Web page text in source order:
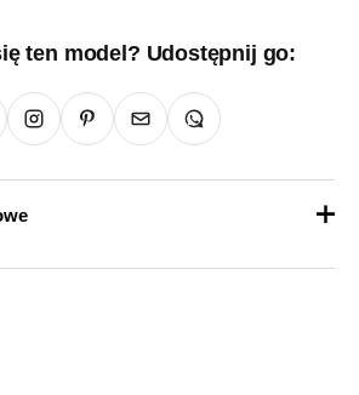
ten model? Udostępnij go: